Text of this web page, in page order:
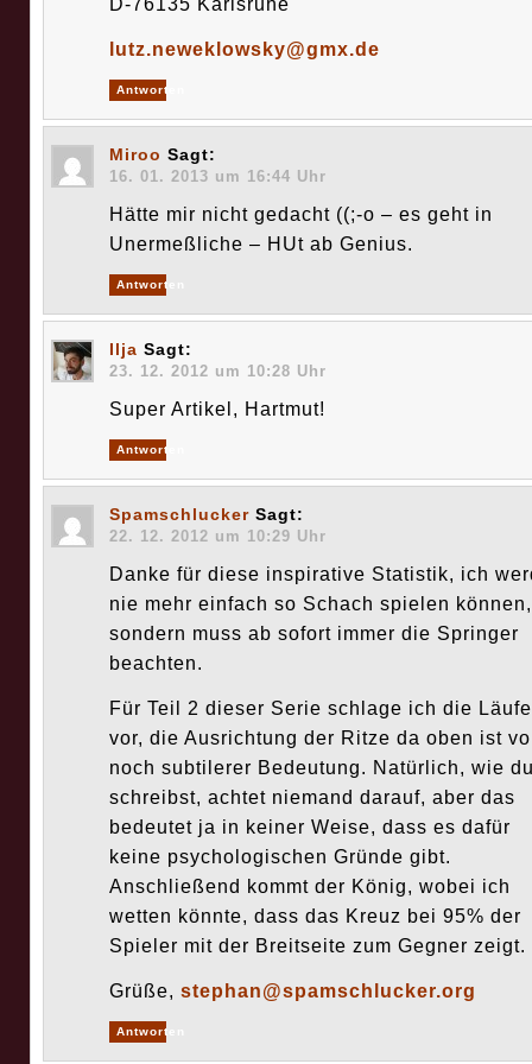
D-76135 Karlsruhe
lutz.neweklowsky@gmx.de
Antworten
Miroo Sagt:
16. 01. 2013 um 16:44 Uhr
Hätte mir nicht gedacht ((;-o – es geht in
Unermeßliche – HUt ab Genius.
Antworten
Ilja Sagt:
23. 12. 2012 um 10:28 Uhr
Super Artikel, Hartmut!
Antworten
Spamschlucker Sagt:
22. 12. 2012 um 10:29 Uhr
Danke für diese inspirative Statistik, ich
nie mehr einfach so Schach spielen können,
sondern muss ab sofort immer die Springer
beachten.
Für Teil 2 dieser Serie schlage ich die
vor, die Ausrichtung der Ritze da oben ist
noch subtilerer Bedeutung. Natürlich, wie
schreibst, achtet niemand darauf, aber das
bedeutet ja in keiner Weise, dass es dafür
keine psychologischen Gründe gibt.
Anschließend kommt der König, wobei ich
wetten könnte, dass das Kreuz bei 95% der
Spieler mit der Breitseite zum Gegner zeigt.
Grüße, stephan@spamschlucker.org
Antworten